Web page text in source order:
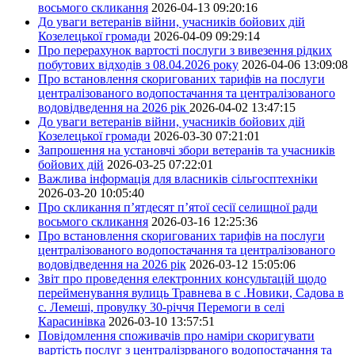
восьмого скликання 2026-04-13 09:20:16
До уваги ветеранів війни, учасників бойових дій
Козелецької громади 2026-04-09 09:29:14
Про перерахунок вартості послуги з вивезення рідких
побутових відходів з 08.04.2026 року 2026-04-06 13:09:08
Про встановлення скоригованих тарифів на послуги
централізованого водопостачання та централізованого
водовідведення на 2026 рік 2026-04-02 13:47:15
До уваги ветеранів війни, учасників бойових дій
Козелецької громади 2026-03-30 07:21:01
Запрошення на установчі збори ветеранів та учасників
бойових дій 2026-03-25 07:22:01
Важлива інформація для власників сільгосптехніки
2026-03-20 10:05:40
Про скликання п’ятдесят п’ятої сесії селищної ради
восьмого скликання 2026-03-16 12:25:36
Про встановлення скоригованих тарифів на послуги
централізованого водопостачання та централізованого
водовідведення на 2026 рік 2026-03-12 15:05:06
Звіт про проведення електронних консультацій щодо
перейменування вулиць Травнева в с .Новики, Садова в
с. Лемеші, провулку 30-річчя Перемоги в селі
Карасинівка 2026-03-10 13:57:51
Повідомлення споживачів про наміри скоригувати
вартість послуг з централізрваного водопостачання та